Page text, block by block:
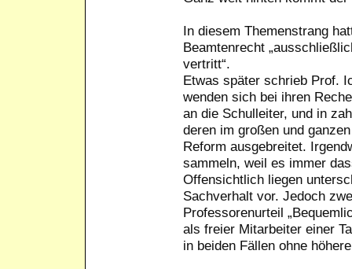
In diesem Themenstrang
Beamtenrecht
vertritt“.
Etwas später schrieb Prof.
wenden sich bei ihren
an die Schulleiter, und in
deren im großen und
Reform ausgebreitet.
sammeln, weil es immer
Offensichtlich liegen
Sachverhalt vor. Jedoch
Professorenurteil
als freier Mitarbeiter einer
in beiden Fällen ohne